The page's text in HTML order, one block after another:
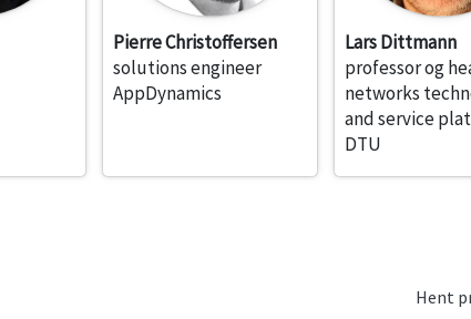
Pierre Christoffersen
solutions engineer
AppDynamics
Lars Dittmann
professor og
networks
and service
DTU
Hent